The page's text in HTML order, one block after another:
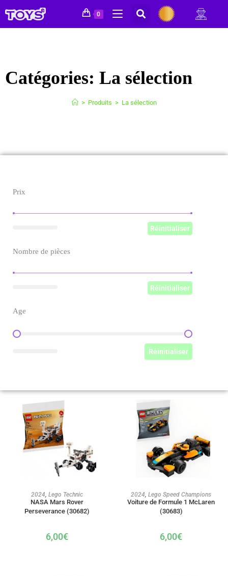
0
Catégories: La sélection
> Produits > La sélection
Prix
Prix
Réinitialiser
Nombre de pièces
Nombre de pièces
Réinitialiser
Age
Age
Réinitialiser
AJOUTER AU PANIER
2024 Lego Technic
NASA Mars Rover
Perseverance (30682)
6,00€
AJOUTER AU PANIER
2024, Lego Speed Champions
Voiture de Formule 1 McLaren
(30683)
6,00€